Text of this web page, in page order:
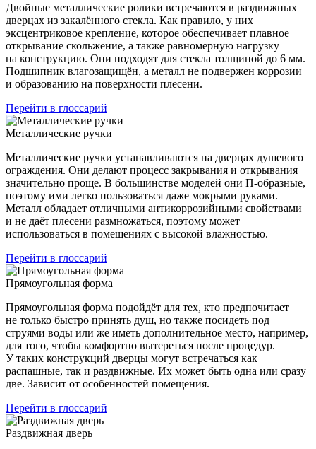
Двойные металлические ролики встречаются в раздвижных
дверцах из закалённого стекла. Как правило, у них
эксцентриковое крепление, которое обеспечивает плавное
открывание скольжение, а также равномерную нагрузку
на конструкцию. Они подходят для стекла толщиной до 6 мм.
Подшипник влагозащищён, а металл не подвержен коррозии
и образованию на поверхности плесени.
Перейти в глоссарий
Металлические ручки
Металлические ручки устанавливаются на дверцах душевого
ограждения. Они делают процесс закрывания и открывания
значительно проще. В большинстве моделей они П-образные,
поэтому ими легко пользоваться даже мокрыми руками.
Металл обладает отличными антикоррозийными свойствами
и не даёт плесени размножаться, поэтому может
использоваться в помещениях с высокой влажностью.
Перейти в глоссарий
Прямоугольная форма
Прямоугольная форма подойдёт для тех, кто предпочитает
не только быстро принять душ, но также посидеть под
струями воды или же иметь дополнительное место, например,
для того, чтобы комфортно вытереться после процедур.
У таких конструкций дверцы могут встречаться как
распашные, так и раздвижные. Их может быть одна или сразу
две. Зависит от особенностей помещения.
Перейти в глоссарий
Раздвижная дверь